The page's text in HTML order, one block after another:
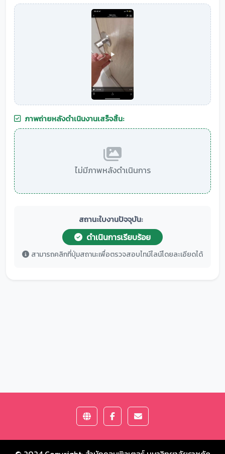
ภาพถ่ายหลังดำเนินงานเสร็จสิ้น:
ไม่มีภาพหลังดำเนินการ
สถานะใบงานปัจจุบัน:
ดำเนินการเรียบร้อย
สามารถคลิกที่ปุ่มสถานะเพื่อตรวจสอบไทม์ไลน์โดยละเอียดได้